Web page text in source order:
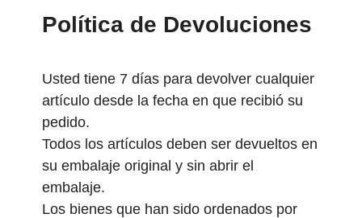
Política de Devoluciones
Usted tiene 7 días para devolver cualquier
artículo desde la fecha en que recibió su
pedido.
Todos los artículos deben ser devueltos en
su embalaje original y sin abrir el
embalaje.
Los bienes que han sido ordenados por